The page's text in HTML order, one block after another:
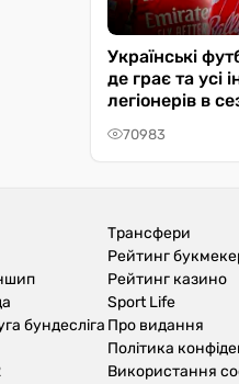
Українські
де грає та усі
легіонерів в
70983
бундесліга
Трансфери
Рейтинг
Рейтинг казино
Sport Life
Про видання
Політика
Використання